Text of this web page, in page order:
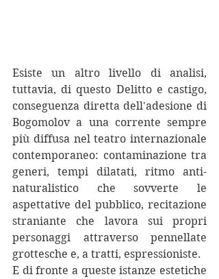
Esiste un altro livello di analisi,
tuttavia, di questo Delitto e castigo,
conseguenza diretta dell'adesione di
Bogomolov a una corrente sempre
più diffusa nel teatro internazionale
contemporaneo: contaminazione tra
generi, tempi dilatati, ritmo anti-
naturalistico che sovverte le
aspettative del pubblico, recitazione
straniante che lavora sui propri
personaggi attraverso pennellate
grottesche e, a tratti, espressioniste.
E di fronte a queste istanze estetiche